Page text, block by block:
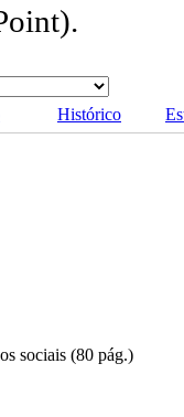
Histórico
sociais (80 pág.)